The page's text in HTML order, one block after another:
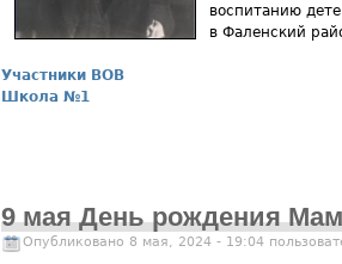
воспитанию
в Фаленский
Участники ВОВ
Школа №1
9 мая День рождения
Опубликовано 8 мая, 2024 - 19:04